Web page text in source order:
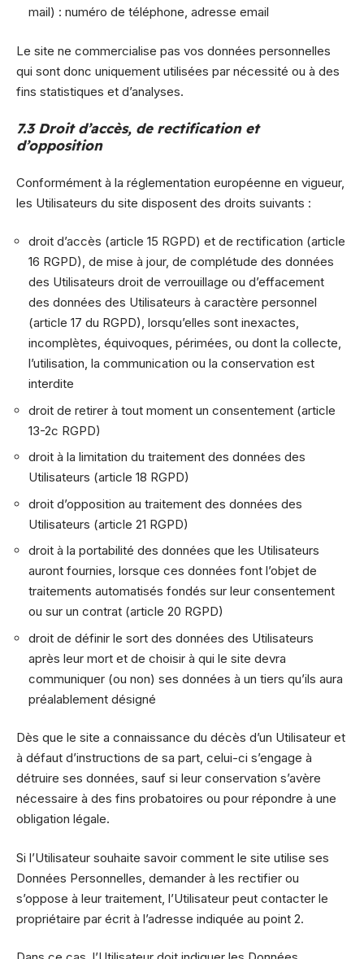
mail) : numéro de téléphone, adresse email
Le site ne commercialise pas vos données personnelles
qui sont donc uniquement utilisées par nécessité ou à des
fins statistiques et d’analyses.
7.3 Droit d’accès, de rectification et
d’opposition
Conformément à la réglementation européenne en vigueur,
les Utilisateurs du site disposent des droits suivants :
droit d’accès (article 15 RGPD) et de rectification (article
16 RGPD), de mise à jour, de complétude des données
des Utilisateurs droit de verrouillage ou d’effacement
des données des Utilisateurs à caractère personnel
(article 17 du RGPD), lorsqu’elles sont inexactes,
incomplètes, équivoques, périmées, ou dont la collecte,
l’utilisation, la communication ou la conservation est
interdite
droit de retirer à tout moment un consentement (article
13-2c RGPD)
droit à la limitation du traitement des données des
Utilisateurs (article 18 RGPD)
droit d’opposition au traitement des données des
Utilisateurs (article 21 RGPD)
droit à la portabilité des données que les Utilisateurs
auront fournies, lorsque ces données font l’objet de
traitements automatisés fondés sur leur consentement
ou sur un contrat (article 20 RGPD)
droit de définir le sort des données des Utilisateurs
après leur mort et de choisir à qui le site devra
communiquer (ou non) ses données à un tiers qu’ils aura
préalablement désigné
Dès que le site a connaissance du décès d’un Utilisateur et
à défaut d’instructions de sa part, celui-ci s’engage à
détruire ses données, sauf si leur conservation s’avère
nécessaire à des fins probatoires ou pour répondre à une
obligation légale.
Si l’Utilisateur souhaite savoir comment le site utilise ses
Données Personnelles, demander à les rectifier ou
s’oppose à leur traitement, l’Utilisateur peut contacter le
propriétaire par écrit à l’adresse indiquée au point 2.